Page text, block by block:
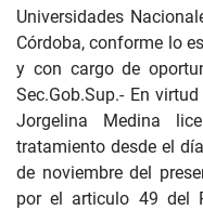
Universidades
Córdoba, conforme lo
y con cargo de
Sec.Gob.Sup.- En
Jorgelina Medina
tratamiento desde el
de noviembre del
por el articulo 49 del